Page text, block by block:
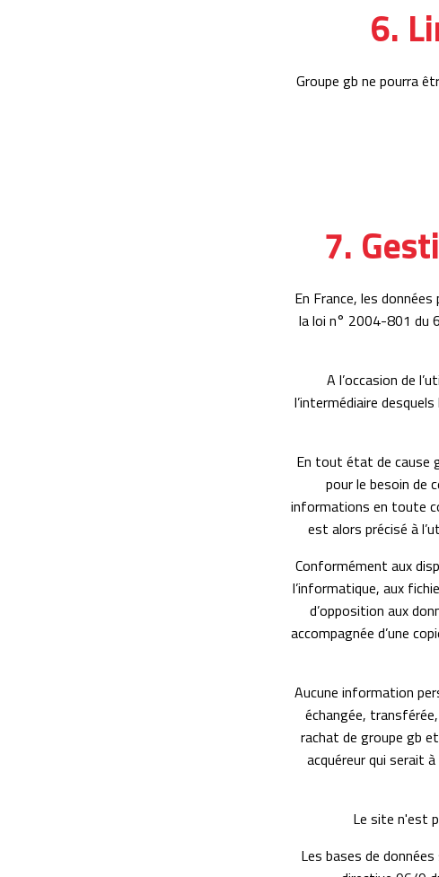
6.
Groupe gb ne pourra
7.
En France, les
la loi n° 2004-801 du
A l’occasion de
l’intermédiaire
En tout état de cause
pour le besoin de
informations en toute
est alors précisé à
Conformément aux
l’informatique, aux
d’opposition aux
accompagnée d’une
Aucune information
échangée,
rachat de groupe gb
acquéreur qui serait
Le site n'est
Les bases de